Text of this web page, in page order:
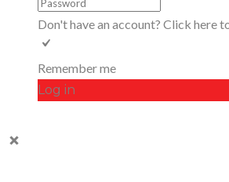
Don't have an account? Click here
Remember me
Log in